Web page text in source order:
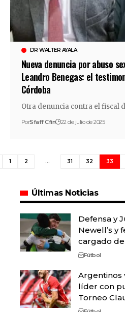
DR WALTER AYALA
Nueva denuncia por abuso
Leandro Benegas: el
Córdoba
Otra denuncia contra el fiscal
PorSfaff Cfin 22 de julio de 2025
1 2 … 31 32 33
Últimas Noticias
Defensa y
Newell’s y
cargado
Fútbol
Argentinos
líder con
Torneo